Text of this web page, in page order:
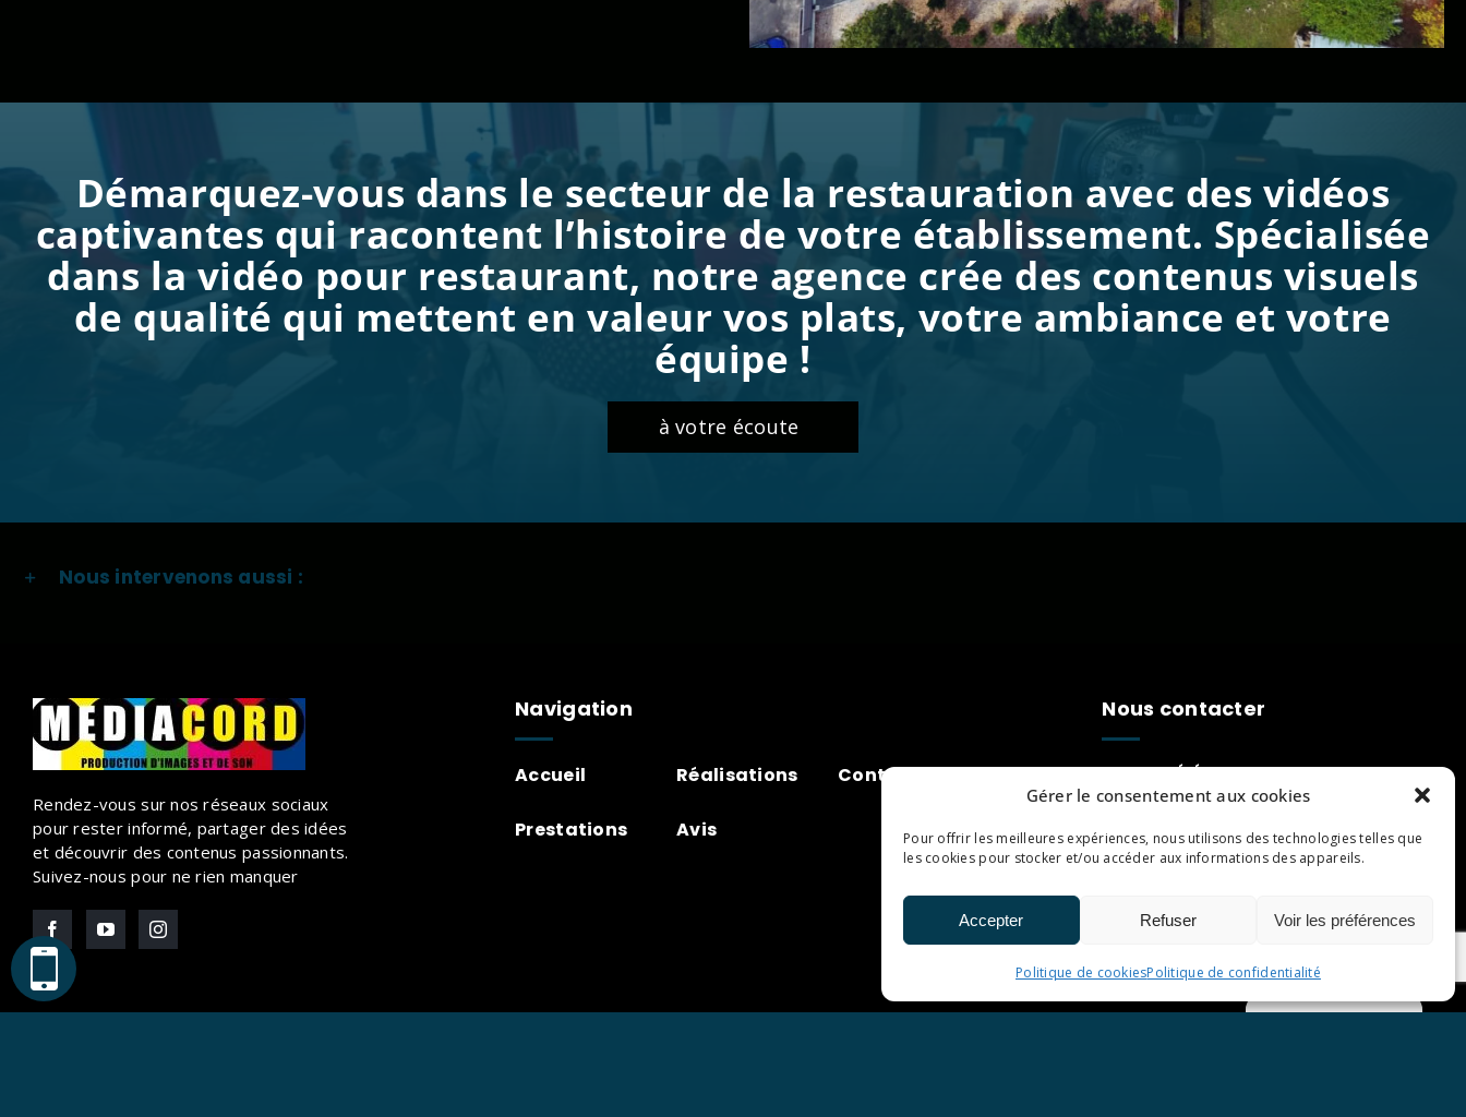
Gérer le consentement aux cookies
Pour offrir les meilleures expériences, nous utilisons des technologies telles que
les cookies pour stocker et/ou accéder aux informations des appareils.
Accepter Refuser Voir les préférences
Politique de cookiesPolitique de confidentialité
Démarquez-vous dans le secteur de la restauration avec des vidéos
captivantes qui racontent l’histoire de votre établissement. Spécialisée
dans la vidéo pour restaurant, notre agence crée des contenus visuels
de qualité qui mettent en valeur vos plats, votre ambiance et votre
équipe !
à votre écoute
Nous intervenons aussi :
Rendez-vous sur nos réseaux sociaux
pour rester informé, partager des idées
et découvrir des contenus passionnants.
Suivez-nous pour ne rien manquer
Navigation
Accueil
Prestations
Réalisations
Avis
Contact
Nous contacter
TÉLÉPHONE
06 81 64 35 11
5 Rue de L'avenir
33520 Bruges
10h00 | 19h00